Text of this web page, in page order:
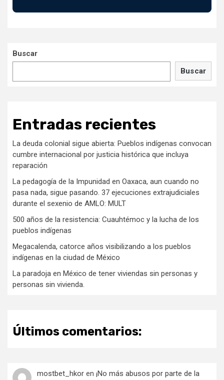
Buscar
Buscar
Entradas recientes
La deuda colonial sigue abierta: Pueblos indígenas convocan
cumbre internacional por justicia histórica que incluya
reparación
La pedagogía de la Impunidad en Oaxaca, aun cuando no
pasa nada, sigue pasando. 37 ejecuciones extrajudiciales
durante el sexenio de AMLO: MULT
500 años de la resistencia: Cuauhtémoc y la lucha de los
pueblos indígenas
Megacalenda, catorce años visibilizando a los pueblos
indígenas en la ciudad de México
La paradoja en México de tener viviendas sin personas y
personas sin vivienda.
Últimos comentarios:
mostbet_hkoren ¡No más abusos por parte de la